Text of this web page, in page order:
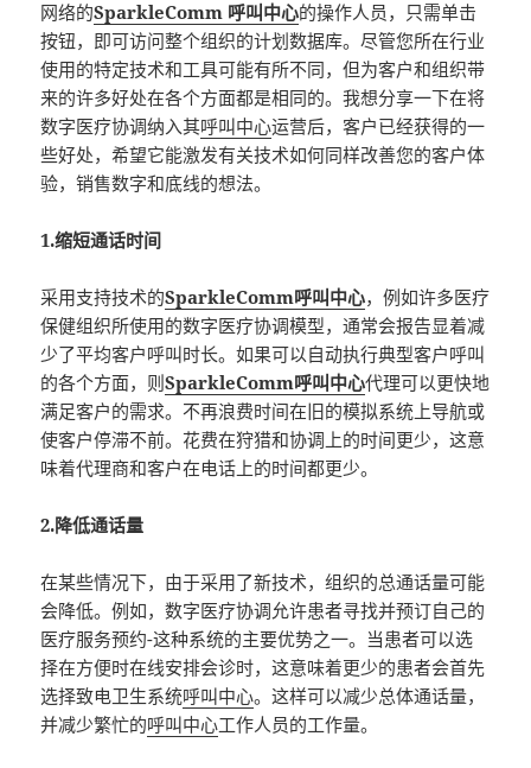
网络的SparkleComm 呼叫中心的操作人员，只需单击
按钮，即可访问整个组织的计划数据库。尽管您所在行业
使用的特定技术和工具可能有所不同，但为客户和组织带
来的许多好处在各个方面都是相同的。我想分享一下在将
数字医疗协调纳入其呼叫中心运营后，客户已经获得的一
些好处，希望它能激发有关技术如何同样改善您的客户体
验，销售数字和底线的想法。
1.缩短通话时间
采用支持技术的SparkleComm呼叫中心，例如许多医疗
保健组织所使用的数字医疗协调模型，通常会报告显着减
少了平均客户呼叫时长。如果可以自动执行典型客户呼叫
的各个方面，则SparkleComm呼叫中心代理可以更快地
满足客户的需求。不再浪费时间在旧的模拟系统上导航或
使客户停滞不前。花费在狩猎和协调上的时间更少，这意
味着代理商和客户在电话上的时间都更少。
2.降低通话量
在某些情况下，由于采用了新技术，组织的总通话量可能
会降低。例如，数字医疗协调允许患者寻找并预订自己的
医疗服务预约-这种系统的主要优势之一。当患者可以选
择在方便时在线安排会诊时，这意味着更少的患者会首先
选择致电卫生系统呼叫中心。这样可以减少总体通话量，
并减少繁忙的呼叫中心工作人员的工作量。